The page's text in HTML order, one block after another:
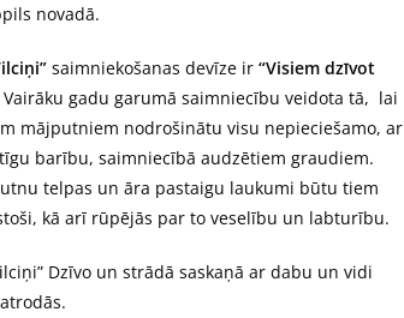
novadā.
saimniekošanas devīze ir“Visiem dzīvot
Vairāku gadu garumā saimniecību veidota tā, lai
mājputniem nodrošinātu visu nepieciešamo, ar
barību, saimniecībā audzētiem graudiem.
telpas un āra pastaigu laukumi būtu tiem
kā arī rūpējās par to veselību un labturību.
Dzīvo un strādā saskaņā ar dabu un vidi